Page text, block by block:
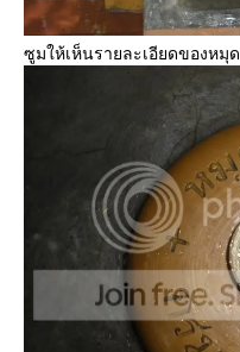
ซูมให้เห็นรายละเอียดของหมุด